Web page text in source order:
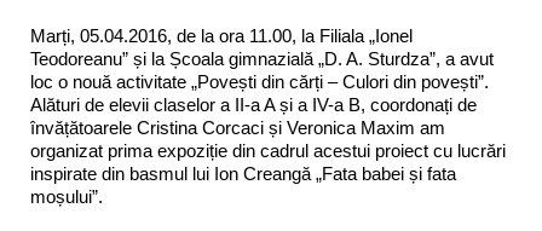
Marți, 05.04.2016, de la ora 11.00, la Filiala „Ionel
Teodoreanu” și la Școala gimnazială „D. A. Sturdza”, a avut
loc o nouă activitate „Povești din cărți – Culori din povești”.
Alături de elevii claselor a II-a A și a IV-a B, coordonați de
învățătoarele Cristina Corcaci și Veronica Maxim am
organizat prima expoziție din cadrul acestui proiect cu lucrări
inspirate din basmul lui Ion Creangă „Fata babei și fata
moșului”.